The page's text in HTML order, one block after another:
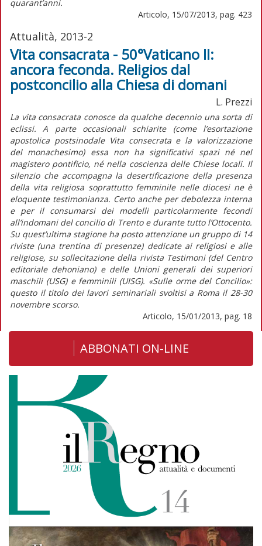
quarant’anni.
Articolo, 15/07/2013, pag. 423
Attualità, 2013-2
Vita consacrata - 50°Vaticano II:
ancora feconda. Religios dal
postconcilio alla Chiesa di domani
L. Prezzi
La vita consacrata conosce da qualche decennio una sorta di
eclissi. A parte occasionali schiarite (come l’esortazione
apostolica postsinodale Vita consecrata e la valorizzazione
del monachesimo) essa non ha significativi spazi né nel
magistero pontificio, né nella coscienza delle Chiese locali. Il
silenzio che accompagna la desertificazione della presenza
della vita religiosa soprattutto femminile nelle diocesi ne è
eloquente testimonianza. Certo anche per debolezza interna
e per il consumarsi dei modelli particolarmente fecondi
all’indomani del concilio di Trento e durante tutto l’Ottocento.
Su quest’ultima stagione ha posto attenzione un gruppo di 14
riviste (una trentina di presenze) dedicate ai religiosi e alle
religiose, su sollecitazione della rivista Testimoni (del Centro
editoriale dehoniano) e delle Unioni generali dei superiori
maschili (USG) e femminili (UISG). «Sulle orme del Concilio»:
questo il titolo dei lavori seminariali svoltisi a Roma il 28-30
novembre scorso.
Articolo, 15/01/2013, pag. 18
ABBONATI ON-LINE